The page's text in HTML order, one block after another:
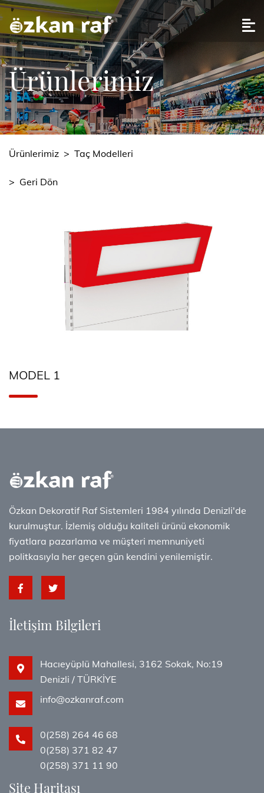
Ürünlerimiz
Ürünlerimiz > Taç Modelleri
> Geri Dön
MODEL 1
Özkan Dekoratif Raf Sistemleri 1984 yılında Denizli'de
kurulmuştur. İzlemiş olduğu kaliteli ürünü ekonomik
fiyatlara pazarlama ve müşteri memnuniyeti
politkasıyla her geçen gün kendini yenilemiştir.
İletişim Bilgileri
Hacıeyüplü Mahallesi, 3162 Sokak, No:19
Denizli / TÜRKİYE
info@ozkanraf.com
0(258) 264 46 68
0(258) 371 82 47
0(258) 371 11 90
Site Haritası